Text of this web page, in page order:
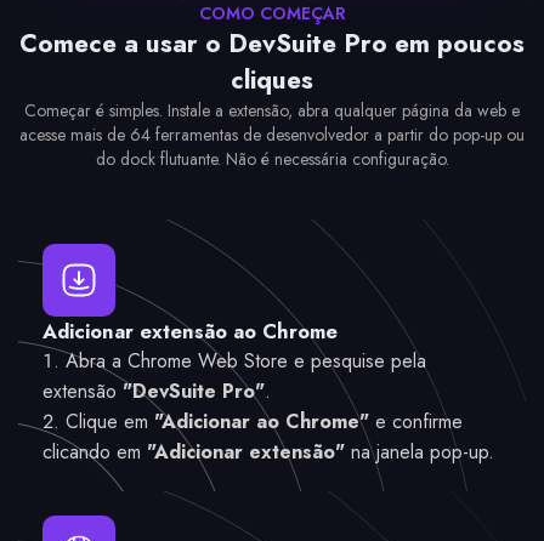
COMO COMEÇAR
Comece a usar o DevSuite Pro em poucos
cliques
Começar é simples. Instale a extensão, abra qualquer página da web e
acesse mais de 64 ferramentas de desenvolvedor a partir do pop-up ou
do dock flutuante. Não é necessária configuração.
Adicionar extensão ao Chrome
Abra a Chrome Web Store e pesquise pela
extensão "DevSuite Pro".
Clique em "Adicionar ao Chrome" e confirme
clicando em "Adicionar extensão" na janela pop-up.